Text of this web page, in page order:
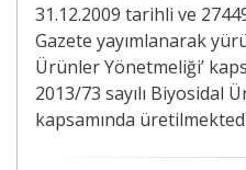
31.12.2009 tarihli ve
Gazete yayımlanarak
Ürünler Yönetmeliği’
2013/73 sayılı Biyosidal
kapsamında